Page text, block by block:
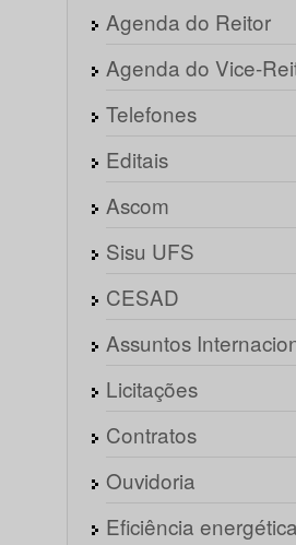
Agenda do Reitor
Agenda do Vice-
Telefones
Editais
Ascom
Sisu UFS
CESAD
Assuntos
Licitações
Contratos
Ouvidoria
Eficiência energética